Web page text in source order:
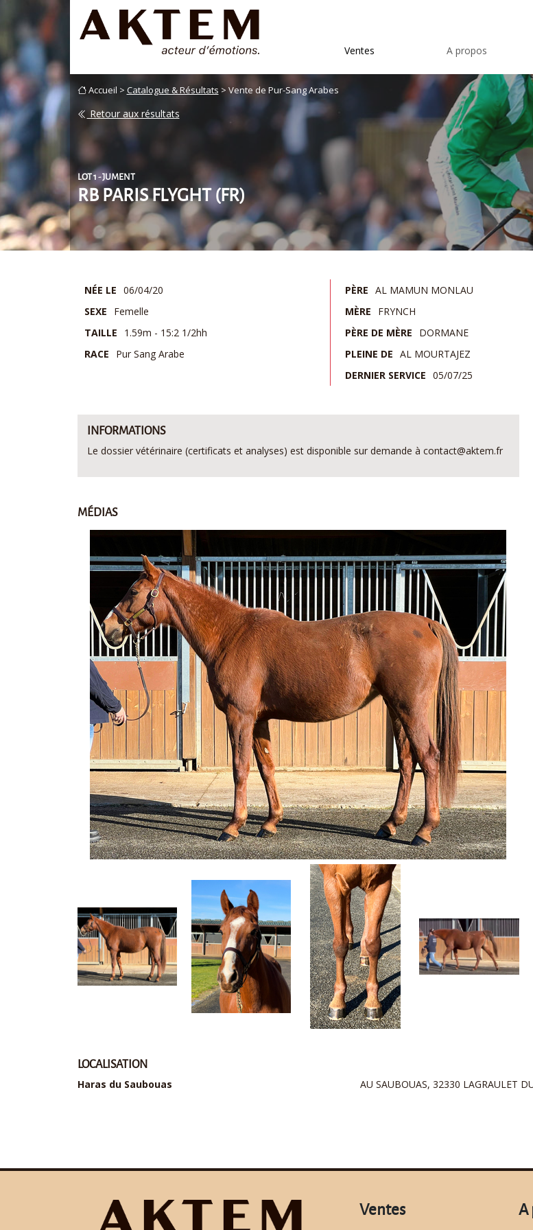
Ventes A propos
Accueil > Catalogue & Résultats > Vente de Pur-Sang Arabes
Retour aux résultats
LOT 1 - JUMENT
RB PARIS FLYGHT (FR)
NÉE LE 06/04/20
SEXE
Femelle
TAILLE
1.59m - 15:2 1/2hh
RACE
Pur Sang Arabe
PÈRE AL MAMUN MONLAU
MÈRE
FRYNCH
PÈRE DE MÈRE
DORMANE
PLEINE DE AL MOURTAJEZ
DERNIER SERVICE 05/07/25
INFORMATIONS
Le dossier vétérinaire (certificats et analyses) est disponible sur demande à contact@aktem.fr
MÉDIAS
LOCALISATION
Haras du Saubouas AU SAUBOUAS, 32330 LAGRAULET
Ventes A